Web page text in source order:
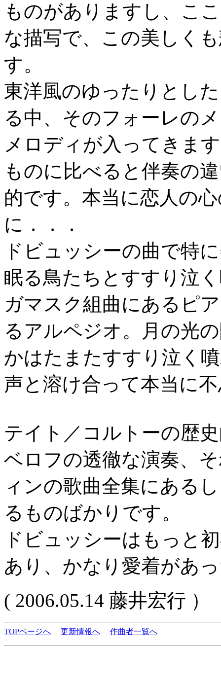
ものがありますし、こ
な描写で、この美しく
す。
東洋風のゆったりとし
る中、そのフォーレの
メロディが入ってきま
ものに比べると伴奏の
的です。本当に恋人の
に．．．
ドビュッシーの曲で特
眠る鳥たちとすすり泣
ガマスク組曲にあるピ
るアルペジオ。月の光
かはたまたすすり泣く
声と溶け合って本当に
テイト／コルトーの歴
ベロフの透徹な演奏、
ィンの歌曲全集にある
るものばかりです。
ドビュッシーはもっと
あり、かなり愛着があ
( 2006.05.14 藤井宏行 ）
TOPページへ 更新情報へ 作曲者一覧へ